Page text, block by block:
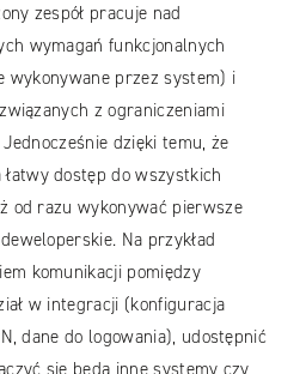
zespół pracuje nad
wymagań funkcjonalnych
wykonywane przez system) i
z ograniczeniami
dzięki temu, że
dostęp do wszystkich
od razu wykonywać pierwsze
Na przykład
komunikacji pomiędzy
w integracji (konfiguracja
dane do logowania), udostępnić